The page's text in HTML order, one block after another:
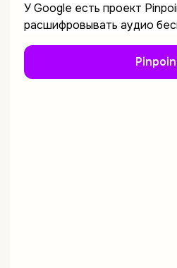
У Google есть проект
расшифровывать аудио